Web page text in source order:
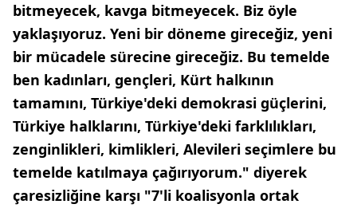
bitmeyecek, kavga bitmeyecek. Biz öyle
yaklaşıyoruz. Yeni bir döneme gireceğiz, yeni
bir mücadele sürecine gireceğiz. Bu temelde
ben kadınları, gençleri, Kürt halkının
tamamını, Türkiye'deki demokrasi güçlerini,
Türkiye halklarını, Türkiye'deki farklılıkları,
zenginlikleri, kimlikleri, Alevileri seçimlere bu
temelde katılmaya çağırıyorum." diyerek
çaresizliğine karşı "7'li koalisyonla ortak